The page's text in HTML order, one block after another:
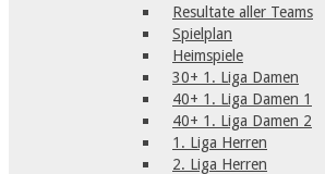
Resultate aller Teams
Spielplan
Heimspiele
30+ 1. Liga Damen
40+ 1. Liga Damen 1
40+ 1. Liga Damen 2
1. Liga Herren
2. Liga Herren